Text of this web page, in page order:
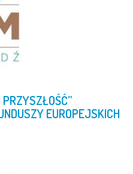
PRZYSZŁOŚĆ”
EUROPEJSKICH